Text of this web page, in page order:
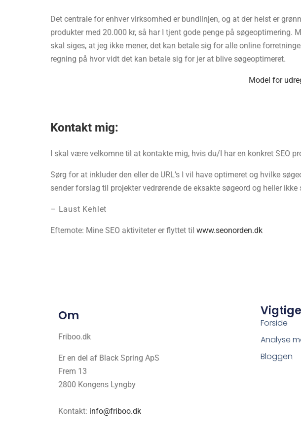
Det centrale for enhver virksomhed er bundlinjen, og at der helst er
produkter med 20.000 kr, så har I tjent gode penge på søgeoptimering.
skal siges, at jeg ikke mener, det kan betale sig for alle online
regning på hvor vidt det kan betale sig for jer at blive søgeoptimeret.
Model for
Kontakt mig:
I skal være velkomne til at kontakte mig, hvis du/I har en konkret SEO
Sørg for at inkluder den eller de URL’s I vil have optimeret og hvilke
sender forslag til projekter vedrørende de eksakte søgeord og heller
– Laust Kehlet
Efternote: Mine SEO aktiviteter er flyttet til www.seonorden.dk
Om
Friboo.dk
Er en del af Black Spring ApS
Frem 13
2800 Kongens Lyngby
Kontakt: info@friboo.dk
Forside
Analyse
Bloggen